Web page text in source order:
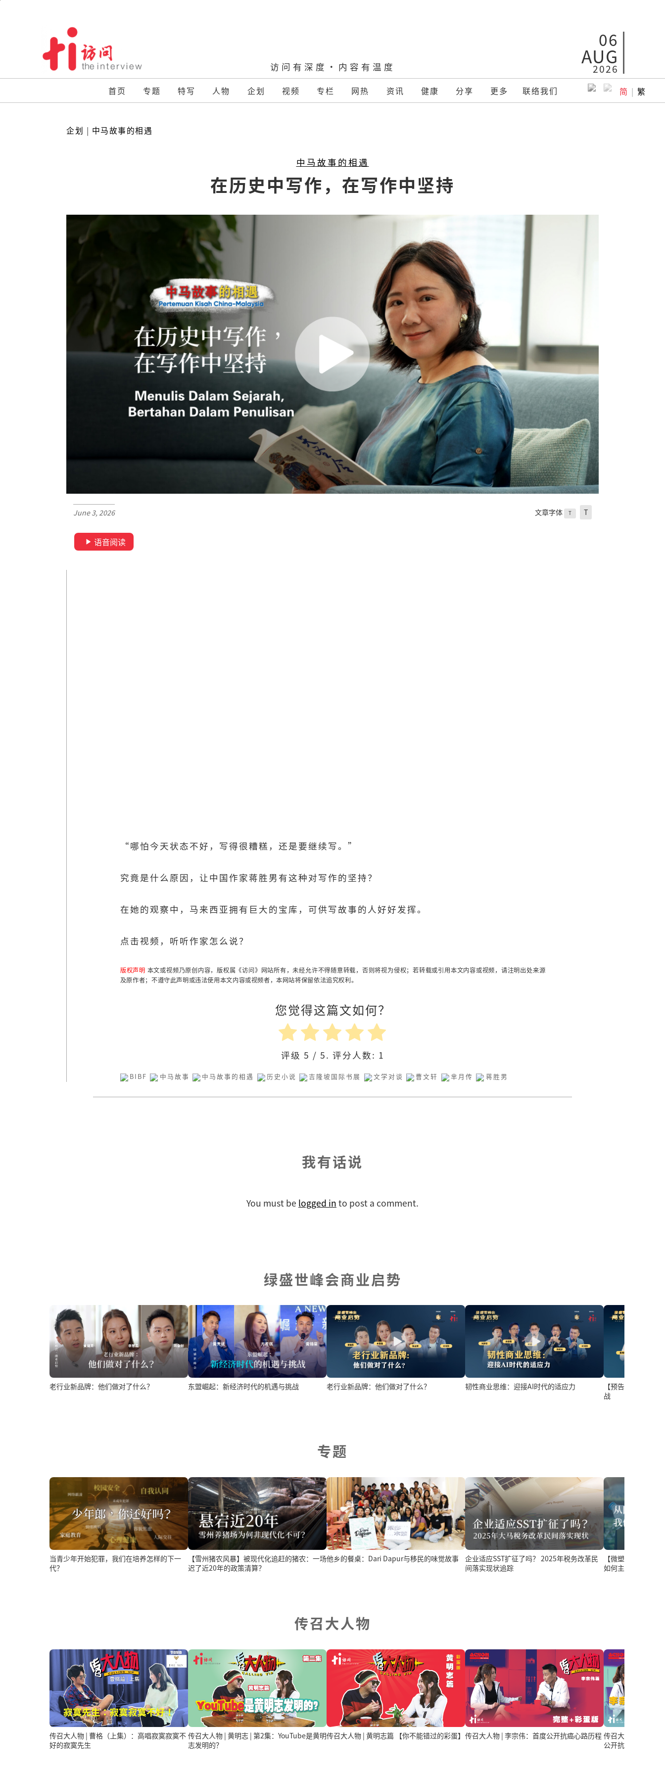
访问有深度·内容有温度
06
AUG
2026
首页 专题 特写 人物 企划 视频 专栏 网热 资讯 健康 分享 更多 联络我们 简 | 繁
企划 | 中马故事的相遇
中马故事的相遇
在历史中写作，在写作中坚持
June 3, 2026 文章字体 T T
语音阅读
“哪怕今天状态不好，写得很糟糕，还是要继续写。”
究竟是什么原因，让中国作家蒋胜男有这种对写作的坚持？
在她的观察中，马来西亚拥有巨大的宝库，可供写故事的人好好发挥。
点击视频，听听作家怎么说？
版权声明 本文或视频乃原创内容，版权属《访问》网站所有，未经允许不得随意转载，否则将视为侵权；若转载或引用本文内容或视频，请注明出处来源
及原作者；不遵守此声明或违法使用本文内容或视频者，本网站将保留依法追究权利。
您觉得这篇文如何？
评级 5 / 5. 评分人数: 1
BIBF 中马故事 中马故事的相遇 历史小说 吉隆坡国际书展 文学对谈 曹文轩 芈月传 蒋胜男
我有话说
You must be logged in to post a comment.
绿盛世峰会商业启势
老行业新品牌：他们做对了什么？ 东盟崛起：新经济时代的机遇与挑战 老行业新品牌：他们做对了什么？ 韧性商业思维：迎接AI时代的适应力
【预告】东盟崛起
战
专题
当青少年开始犯罪，我们在培养怎样的下一
代？
【雪州猪农风暴】被现代化追赶的猪农：一场
迟了近20年的政策清算？
他乡的餐桌：Dari Dapur与移民的味觉故事
企业适应SST扩征了吗？ 2025年税务改革民
间落实现状追踪
【微塑料入侵（下
如何主动破局？
传召大人物
传召大人物 | 曹格（上集）：高唱寂寞寂寞不
好的寂寞先生
传召大人物 | 黄明志 | 第2集：YouTube是黄明
志发明的？
传召大人物 | 黄明志篇 【你不能错过的彩蛋】 传召大人物 | 李宗伟：首度公开抗癌心路历程 传召大人物 | 李宗
公开抗癌心路历程